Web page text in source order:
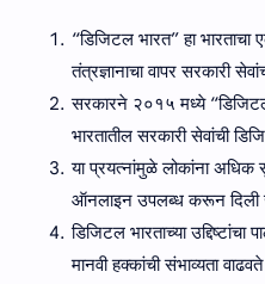
“डिजिटल भारत” हा
तंत्रज्ञानाचा वापर सरकारी
सरकारने २०१५ मध्ये
भारतातील सरकारी सेवांची
या प्रयत्नांमुळे लोकांना अधिक
ऑनलाइन उपलब्ध करून दिली
डिजिटल भारताच्या उद्दिष्टांचा
मानवी हक्कांची संभाव्यता